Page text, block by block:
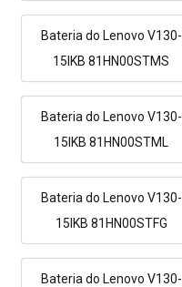
Bateria do Lenovo V130-
15IKB 81HN00STMS
Bateria do Lenovo V130-
15IKB 81HN00STML
Bateria do Lenovo V130-
15IKB 81HN00STFG
Bateria do Lenovo V130-